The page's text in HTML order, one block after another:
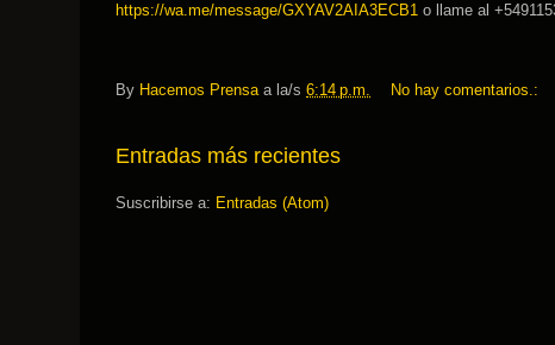
https://wa.me/message/GXYAV2AIA3ECB1 o llame al
By Hacemos Prensa a la/s 6:14 p.m. No hay comentarios.:
Entradas más recientes
Suscribirse a: Entradas (Atom)